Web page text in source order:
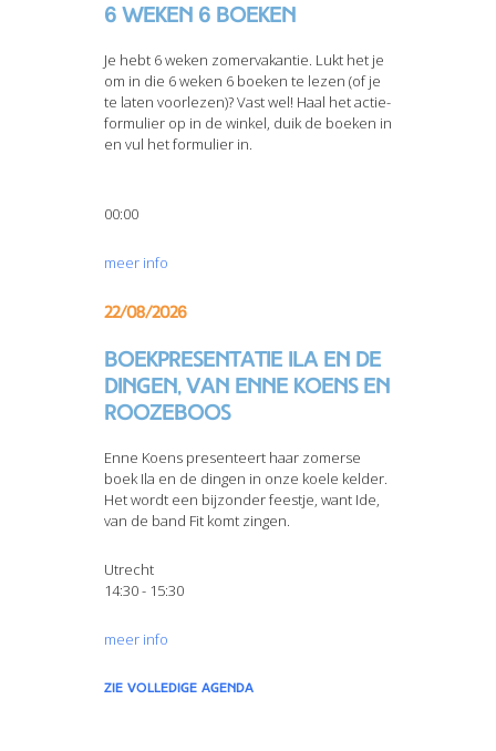
6 weken 6 boeken
Je hebt 6 weken zomervakantie. Lukt het je
om in die 6 weken 6 boeken te lezen (of je
te laten voorlezen)? Vast wel! Haal het actie-
formulier op in de winkel, duik de boeken in
en vul het formulier in.
00:00
meer info
22/08/2026
Boekpresentatie Ila en de
dingen, van Enne Koens en
Roozeboos
Enne Koens presenteert haar zomerse
boek Ila en de dingen in onze koele kelder.
Het wordt een bijzonder feestje, want Ide,
van de band Fit komt zingen.
Utrecht
14:30 - 15:30
meer info
zie volledige agenda